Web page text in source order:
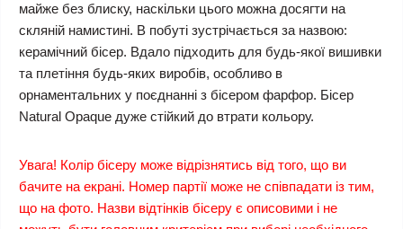
майже без блиску, наскільки цього можна досягти на
скляній намистині. В побуті зустрічається за назвою:
керамічний бісер. Вдало підходить для будь-якої вишивки
та плетіння будь-яких виробів, особливо в
орнаментальних у поєднанні з бісером фарфор. Бісер
Natural Opaque дуже стійкий до втрати кольору.
Увага! Колір бісеру може відрізнятись від того, що ви
бачите на екрані. Номер партії може не співпадати із тим,
що на фото. Назви відтінків бісеру є описовими і не